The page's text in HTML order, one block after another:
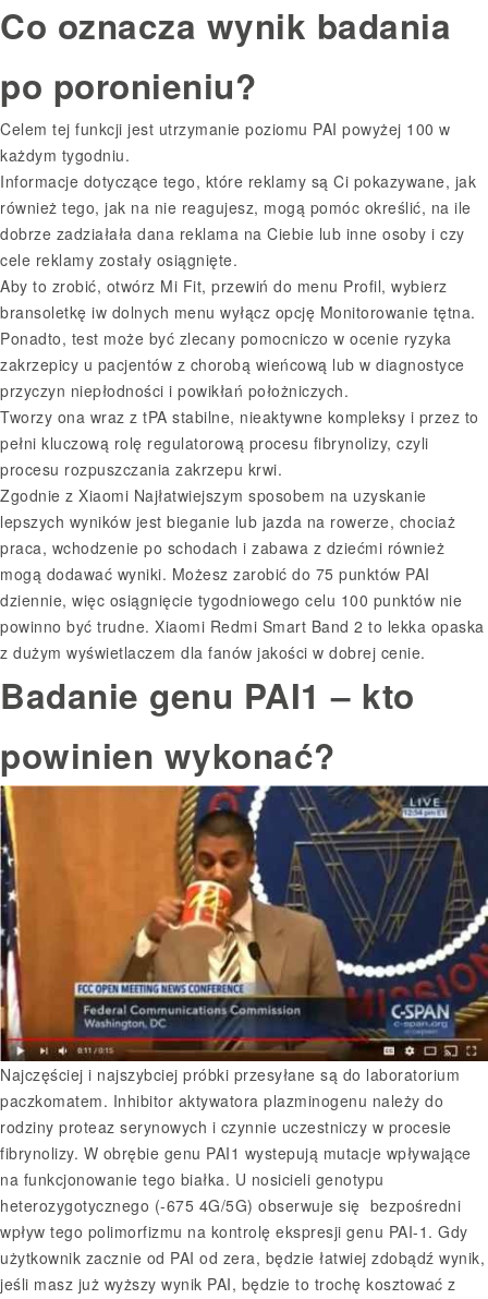
Co oznacza wynik badania
po poronieniu?
Celem tej funkcji jest utrzymanie poziomu PAI powyżej 100 w
każdym tygodniu.
Informacje dotyczące tego, które reklamy są Ci pokazywane, jak
również tego, jak na nie reagujesz, mogą pomóc określić, na ile
dobrze zadziałała dana reklama na Ciebie lub inne osoby i czy
cele reklamy zostały osiągnięte.
Aby to zrobić, otwórz Mi Fit, przewiń do menu Profil, wybierz
bransoletkę iw dolnych menu wyłącz opcję Monitorowanie tętna.
Ponadto, test może być zlecany pomocniczo w ocenie ryzyka
zakrzepicy u pacjentów z chorobą wieńcową lub w diagnostyce
przyczyn niepłodności i powikłań położniczych.
Tworzy ona wraz z tPA stabilne, nieaktywne kompleksy i przez to
pełni kluczową rolę regulatorową procesu fibrynolizy, czyli
procesu rozpuszczania zakrzepu krwi.
Zgodnie z Xiaomi Najłatwiejszym sposobem na uzyskanie
lepszych wyników jest bieganie lub jazda na rowerze, chociaż
praca, wchodzenie po schodach i zabawa z dziećmi również
mogą dodawać wyniki. Możesz zarobić do 75 punktów PAI
dziennie, więc osiągnięcie tygodniowego celu 100 punktów nie
powinno być trudne. Xiaomi Redmi Smart Band 2 to lekka opaska
z dużym wyświetlaczem dla fanów jakości w dobrej cenie.
Badanie genu PAI1 – kto
powinien wykonać?
Najczęściej i najszybciej próbki przesyłane są do laboratorium
paczkomatem. Inhibitor aktywatora plazminogenu należy do
rodziny proteaz serynowych i czynnie uczestniczy w procesie
fibrynolizy. W obrębie genu PAI1 wystepują mutacje wpływające
na funkcjonowanie tego białka. U nosicieli genotypu
heterozygotycznego (-675 4G/5G) obserwuje się bezpośredni
wpływ tego polimorfizmu na kontrolę ekspresji genu PAI-1. Gdy
użytkownik zacznie od PAI od zera, będzie łatwiej zdobądź wynik,
jeśli masz już wyższy wynik PAI, będzie to trochę kosztować z